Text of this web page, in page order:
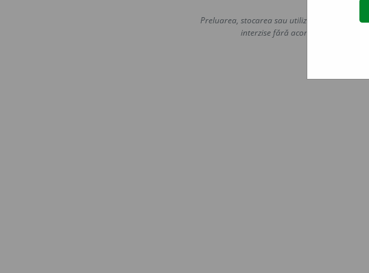
Preluarea, stocarea sau utilizarea datelor de
interzise fără acordul nostru